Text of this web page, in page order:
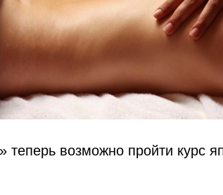
теперь возможно пройти курс